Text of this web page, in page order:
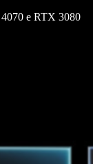
e RTX 3080